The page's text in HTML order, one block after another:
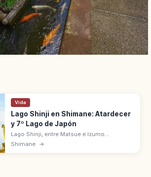
Vida
Lago Shinji en Shimane: Atardecer
y 7º Lago de Japón
Lago Shinji, entre Matsue e Izumo
(Shimane), es el 7º lago de Japón con 79
Shimane →